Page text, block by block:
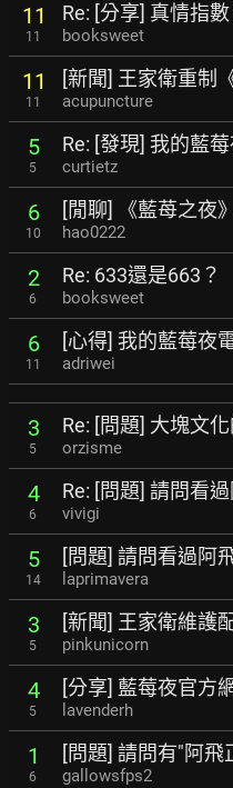
11
11
Re: [分享] 真情指
booksweet
11
11
[新聞] 王家衛重制
acupuncture
5
5
Re: [發現] 我的藍
curtietz
6
10
[閒聊] 《藍苺之夜
hao0222
2
6
Re: 633還是663？
booksweet
6
11
[心得] 我的藍莓夜
adriwei
3
5
Re: [問題] 大塊文
orzisme
4
6
Re: [問題] 請問看
vivigi
5
14
[問題] 請問看過阿
laprimavera
3
5
[新聞] 王家衛維護
pinkunicorn
4
5
[分享] 藍莓夜官方
lavenderh
1
6
[問題] 請問有"阿
gallowsfps2